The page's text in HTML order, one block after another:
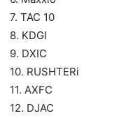
7. TAC 10
8. KDGI
9. DXIC
10. RUSHTERi
11. AXFC
12. DJAC